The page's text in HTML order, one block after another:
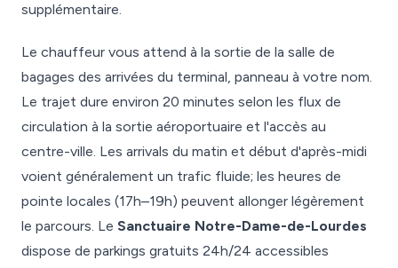
supplémentaire.
Le chauffeur vous attend à la sortie de la salle de
bagages des arrivées du terminal, panneau à votre nom.
Le trajet dure environ 20 minutes selon les flux de
circulation à la sortie aéroportuaire et l'accès au
centre-ville. Les arrivals du matin et début d'après-midi
voient généralement un trafic fluide; les heures de
pointe locales (17h–19h) peuvent allonger légèrement
le parcours. Le Sanctuaire Notre-Dame-de-Lourdes
dispose de parkings gratuits 24h/24 accessibles